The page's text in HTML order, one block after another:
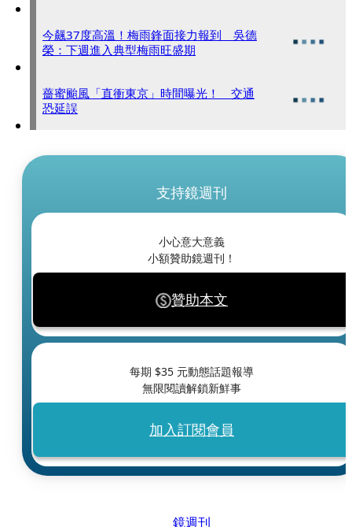
今飆37度高溫！梅雨鋒面接力報到 吳德
榮：下週進入典型梅雨旺盛期
薔蜜颱風「直衝東京」時間曝光！ 交通
恐延誤
支持鏡週刊
小心意大意義
小額贊助鏡週刊！
贊助本文
每期 $35 元動態話題報導
無限閱讀解鎖新鮮事
加入訂閱會員
鏡週刊